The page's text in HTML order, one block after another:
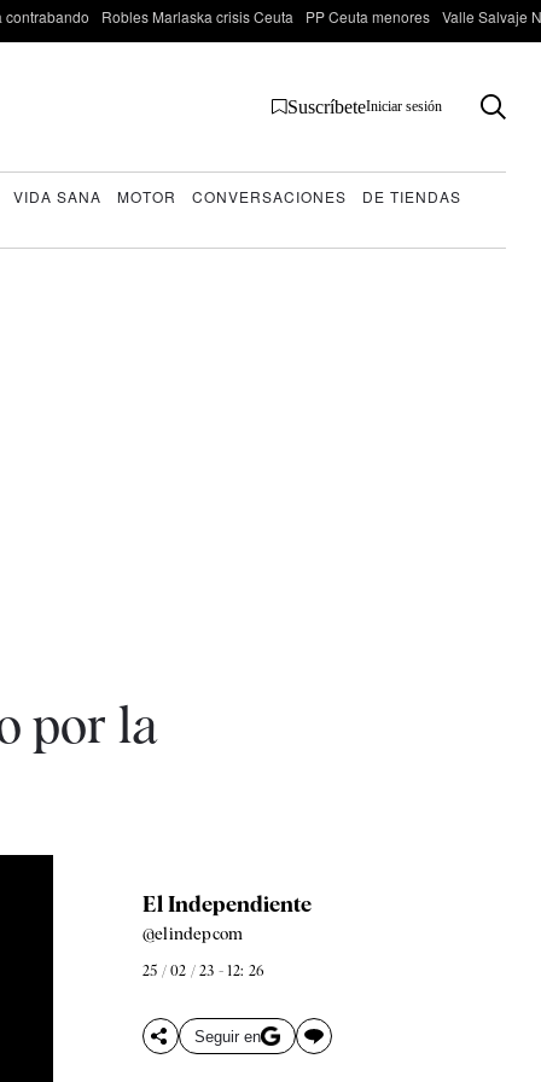
contrabando Robles Marlaska crisis Ceuta PP Ceuta menores Valle Salvaje
SuscríbeteIniciar sesión
VIDA SANA MOTOR CONVERSACIONES
DE TIENDAS
por la
El Independiente
@elindepcom
25 / 02 / 23 - 12: 26
Seguir en